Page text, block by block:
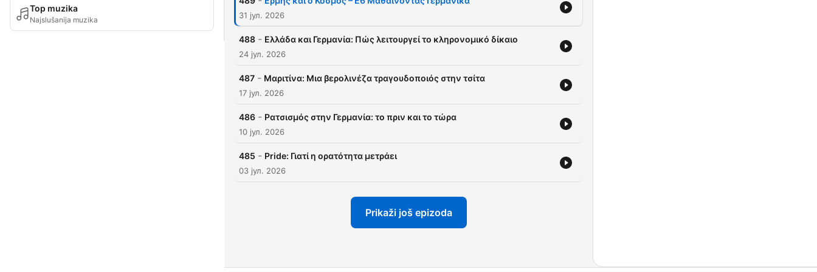
Top muzika
Najslušanija muzika 31 јул. 2026
488 - Ελλάδα και Γερμανία: Πώς λειτουργεί το κληρονομικό δίκαιο
24 јул. 2026
487 - Μαριτίνα: Μια βερολινέζα τραγουδοποιός στην τσίτα
17 јул. 2026
486 - Ρατσισμός στην Γερμανία: το πριν και το τώρα
10 јул. 2026
485 - Pride: Γιατί η ορατότητα μετράει
03 јул. 2026
Prikaži još epizoda